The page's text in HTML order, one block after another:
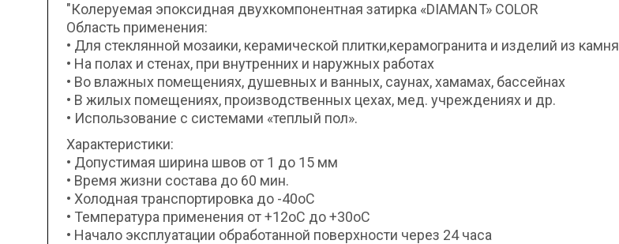
"Колеруемая эпоксидная двухкомпонентная затирка «DIAMANT» COLOR
Область применения:
• Для стеклянной мозаики, керамической плитки,керамогранита и изделий из камня
• На полах и стенах, при внутренних и наружных работах
• Во влажных помещениях, душевных и ванных, саунах, хамамах, бассейнах
• В жилых помещениях, производственных цехах, мед. учреждениях и др.
• Использование с системами «теплый пол».
Характеристики:
• Допустимая ширина швов от 1 до 15 мм
• Время жизни состава до 60 мин.
• Холодная транспортировка до -40оС
• Температура применения от +12оС до +30оС
• Начало эксплуатации обработанной поверхности через 24 часа